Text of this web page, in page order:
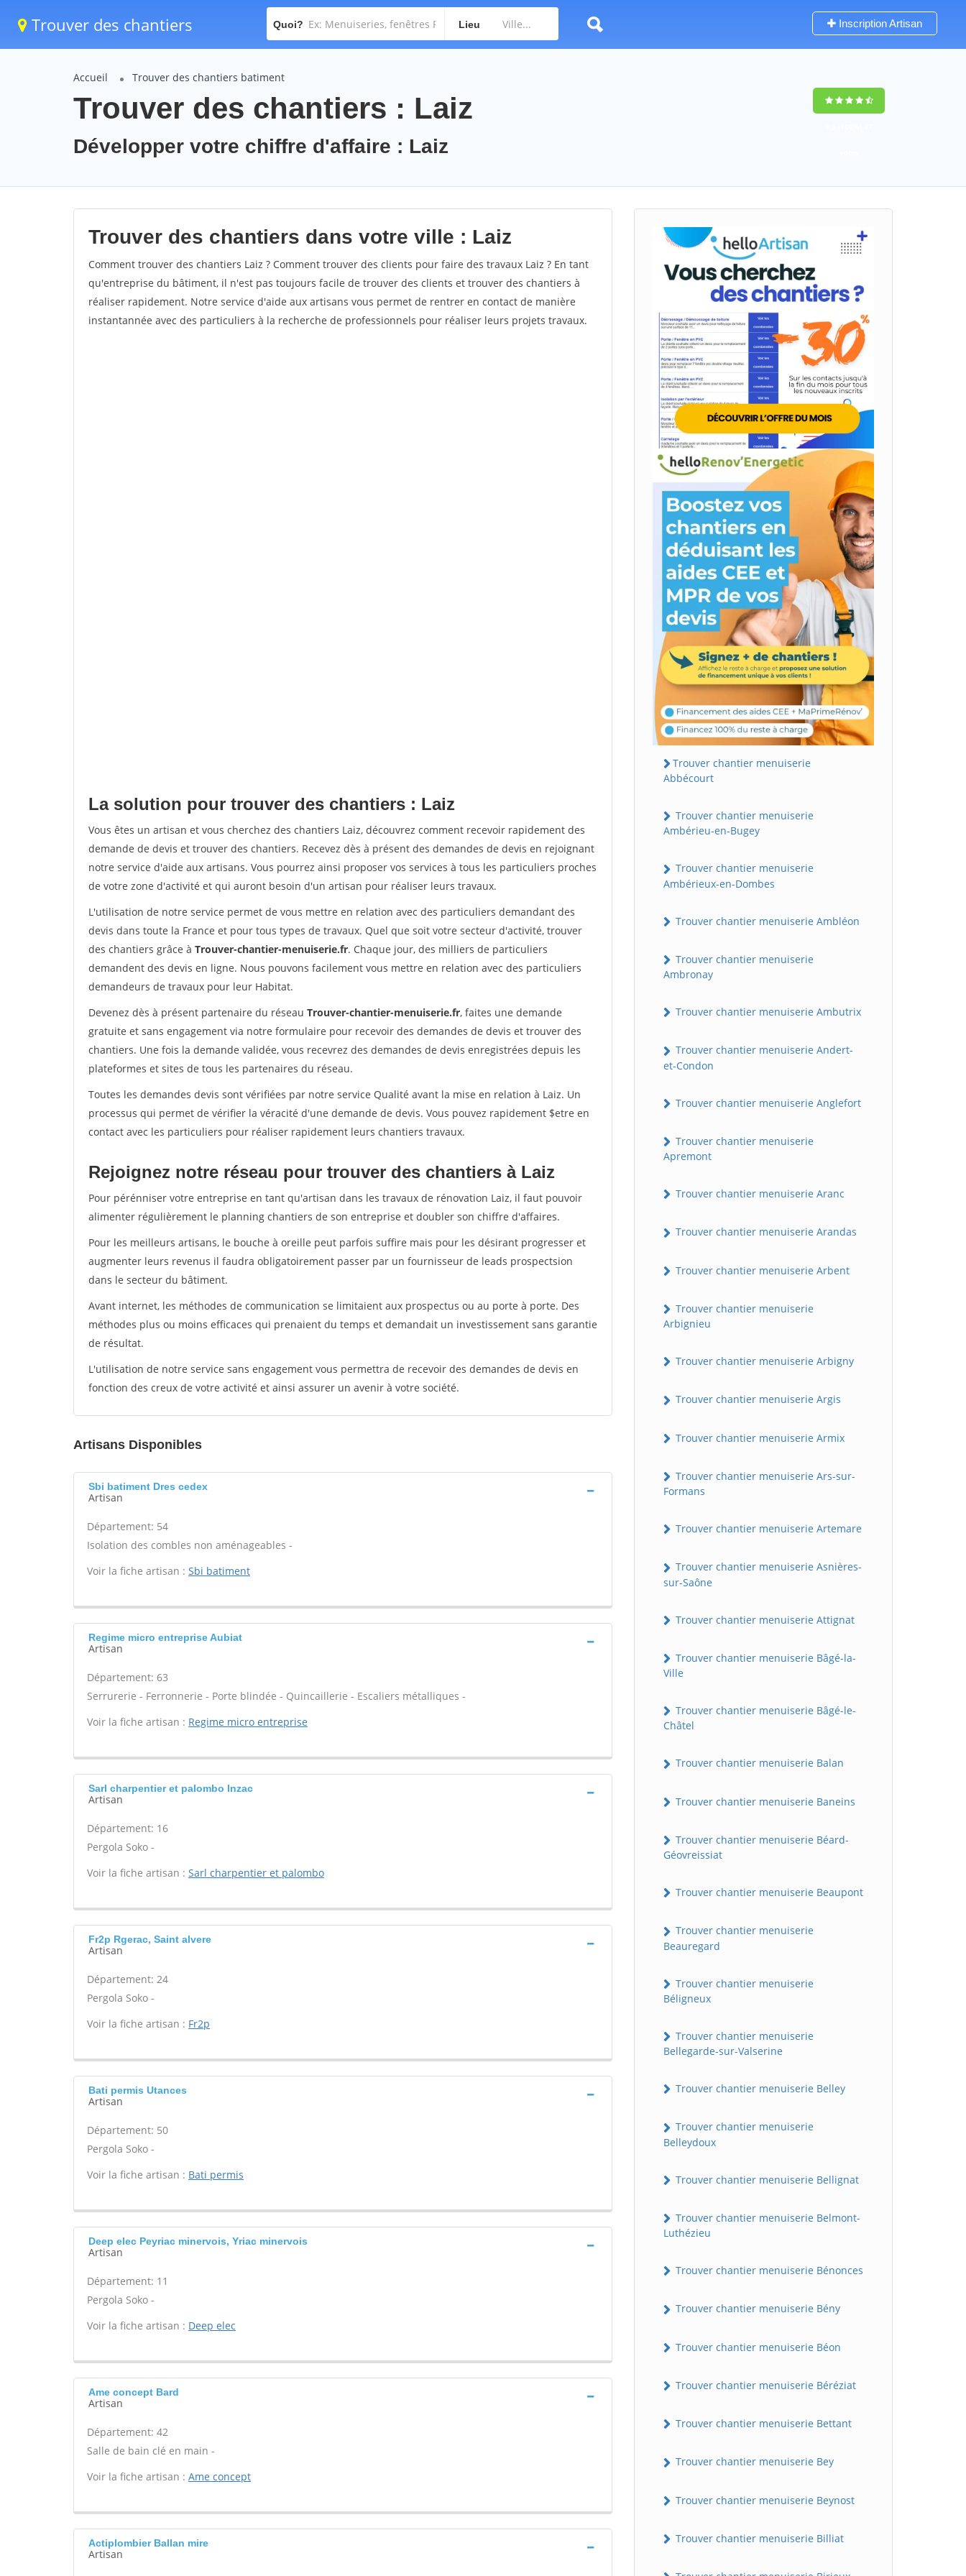
Trouver des chantiers Quoi? Lieu Inscription Artisan
Accueil Trouver des chantiers batiment
Trouver des chantiers : Laiz
Développer votre chiffre d'affaire : Laiz
Trouver des chantiers dans votre ville : Laiz
Comment trouver des chantiers Laiz ? Comment trouver des clients pour faire des travaux Laiz ? En tant
qu'entreprise du bâtiment, il n'est pas toujours facile de trouver des clients et trouver des chantiers à
réaliser rapidement. Notre service d'aide aux artisans vous permet de rentrer en contact de manière
instantannée avec des particuliers à la recherche de professionnels pour réaliser leurs projets travaux.
La solution pour trouver des chantiers : Laiz
Vous êtes un artisan et vous cherchez des chantiers Laiz, découvrez comment recevoir rapidement des
demande de devis et trouver des chantiers. Recevez dès à présent des demandes de devis en rejoignant
notre service d'aide aux artisans. Vous pourrez ainsi proposer vos services à tous les particuliers proches
de votre zone d'activité et qui auront besoin d'un artisan pour réaliser leurs travaux.
L'utilisation de notre service permet de vous mettre en relation avec des particuliers demandant des
devis dans toute la France et pour tous types de travaux. Quel que soit votre secteur d'activité, trouver
des chantiers grâce à Trouver-chantier-menuiserie.fr. Chaque jour, des milliers de particuliers
demandent des devis en ligne. Nous pouvons facilement vous mettre en relation avec des particuliers
demandeurs de travaux pour leur Habitat.
Devenez dès à présent partenaire du réseau Trouver-chantier-menuiserie.fr, faites une demande
gratuite et sans engagement via notre formulaire pour recevoir des demandes de devis et trouver des
chantiers. Une fois la demande validée, vous recevrez des demandes de devis enregistrées depuis les
plateformes et sites de tous les partenaires du réseau.
Toutes les demandes devis sont vérifiées par notre service Qualité avant la mise en relation à Laiz. Un
processus qui permet de vérifier la véracité d'une demande de devis. Vous pouvez rapidement $etre en
contact avec les particuliers pour réaliser rapidement leurs chantiers travaux.
Rejoignez notre réseau pour trouver des chantiers à Laiz
Pour pérénniser votre entreprise en tant qu'artisan dans les travaux de rénovation Laiz, il faut pouvoir
alimenter régulièrement le planning chantiers de son entreprise et doubler son chiffre d'affaires.
Pour les meilleurs artisans, le bouche à oreille peut parfois suffire mais pour les désirant progresser et
augmenter leurs revenus il faudra obligatoirement passer par un fournisseur de leads prospectsion
dans le secteur du bâtiment.
Avant internet, les méthodes de communication se limitaient aux prospectus ou au porte à porte. Des
méthodes plus ou moins efficaces qui prenaient du temps et demandait un investissement sans garantie
de résultat.
L'utilisation de notre service sans engagement vous permettra de recevoir des demandes de devis en
fonction des creux de votre activité et ainsi assurer un avenir à votre société.
Artisans Disponibles
Sbi batiment Dres cedex
Artisan
Département: 54
Isolation des combles non aménageables -
Voir la fiche artisan : Sbi batiment
Regime micro entreprise Aubiat
Artisan
Département: 63
Serrurerie - Ferronnerie - Porte blindée - Quincaillerie - Escaliers métalliques -
Voir la fiche artisan : Regime micro entreprise
Sarl charpentier et palombo Inzac
Artisan
Département: 16
Pergola Soko -
Voir la fiche artisan : Sarl charpentier et palombo
Fr2p Rgerac, Saint alvere
Artisan
Département: 24
Pergola Soko -
Voir la fiche artisan : Fr2p
Bati permis Utances
Artisan
Département: 50
Pergola Soko -
Voir la fiche artisan : Bati permis
Deep elec Peyriac minervois, Yriac minervois
Artisan
Département: 11
Pergola Soko -
Voir la fiche artisan : Deep elec
Ame concept Bard
Artisan
Département: 42
Salle de bain clé en main -
Voir la fiche artisan : Ame concept
Actiplombier Ballan mire
Artisan
Trouver chantier menuiserie
Abbécourt
Trouver chantier menuiserie
Ambérieu-en-Bugey
Trouver chantier menuiserie
Ambérieux-en-Dombes
Trouver chantier menuiserie Ambléon
Trouver chantier menuiserie
Ambronay
Trouver chantier menuiserie Ambutrix
Trouver chantier menuiserie Andert-
et-Condon
Trouver chantier menuiserie Anglefort
Trouver chantier menuiserie
Apremont
Trouver chantier menuiserie Aranc
Trouver chantier menuiserie Arandas
Trouver chantier menuiserie Arbent
Trouver chantier menuiserie
Arbignieu
Trouver chantier menuiserie Arbigny
Trouver chantier menuiserie Argis
Trouver chantier menuiserie Armix
Trouver chantier menuiserie Ars-sur-
Formans
Trouver chantier menuiserie Artemare
Trouver chantier menuiserie Asnières-
sur-Saône
Trouver chantier menuiserie Attignat
Trouver chantier menuiserie Bâgé-la-
Ville
Trouver chantier menuiserie Bâgé-le-
Châtel
Trouver chantier menuiserie Balan
Trouver chantier menuiserie Baneins
Trouver chantier menuiserie Béard-
Géovreissiat
Trouver chantier menuiserie Beaupont
Trouver chantier menuiserie
Beauregard
Trouver chantier menuiserie
Béligneux
Trouver chantier menuiserie
Bellegarde-sur-Valserine
Trouver chantier menuiserie Belley
Trouver chantier menuiserie
Belleydoux
Trouver chantier menuiserie Bellignat
Trouver chantier menuiserie Belmont-
Luthézieu
Trouver chantier menuiserie Bénonces
Trouver chantier menuiserie Bény
Trouver chantier menuiserie Béon
Trouver chantier menuiserie Béréziat
Trouver chantier menuiserie Bettant
Trouver chantier menuiserie Bey
Trouver chantier menuiserie Beynost
Trouver chantier menuiserie Billiat